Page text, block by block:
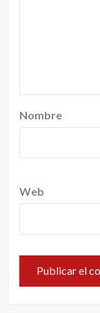
Nombre
Web